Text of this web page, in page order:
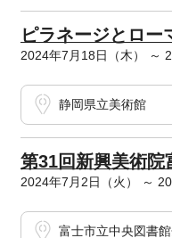
ピラネージとロー
2024年7月18日（木） ～
静岡県立美術館
第31回新興美術院
2024年7月2日（火） ～
富士市立中央図書